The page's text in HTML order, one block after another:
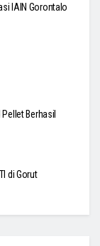
IAIN Gorontalo
Berhasil
di Gorut